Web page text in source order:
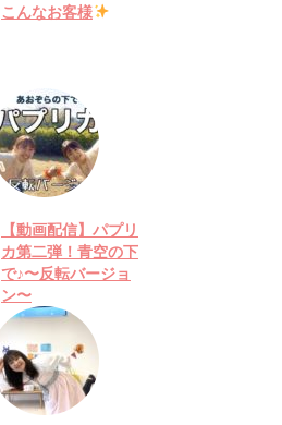
こんなお客様
【動画配信】パプリ
カ第二弾！青空の下
で♪〜反転バージョ
ン〜